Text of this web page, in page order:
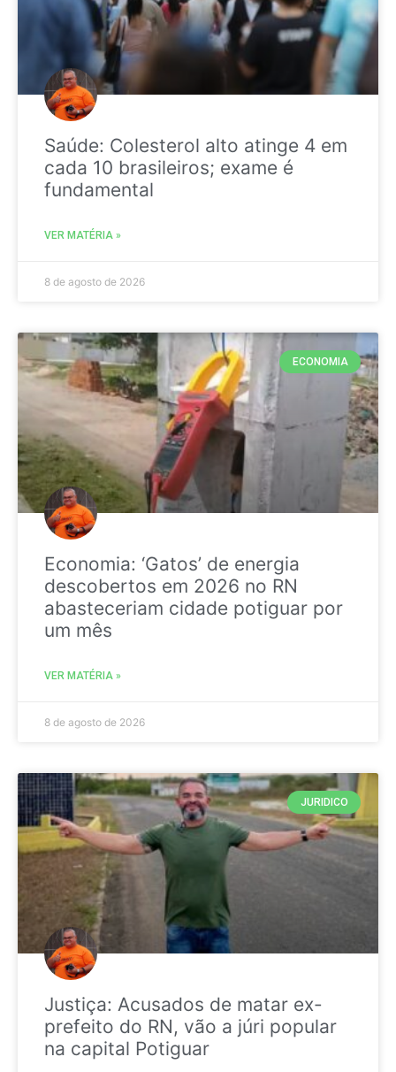
Saúde: Colesterol alto atinge 4 em
cada 10 brasileiros; exame é
fundamental
VER MATÉRIA »
8 de agosto de 2026
ECONOMIA
Economia: ‘Gatos’ de energia
descobertos em 2026 no RN
abasteceriam cidade potiguar por
um mês
VER MATÉRIA »
8 de agosto de 2026
JURIDICO
Justiça: Acusados de matar ex-
prefeito do RN, vão a júri popular
na capital Potiguar